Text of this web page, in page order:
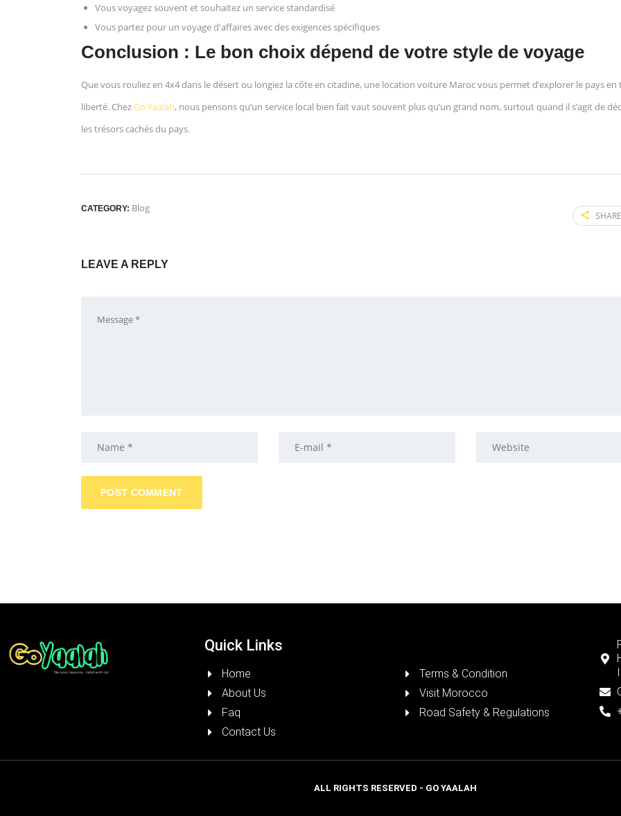
Vous voyagez souvent et souhaitez un service standardisé
Vous partez pour un voyage d'affaires avec des exigences spécifiques
Conclusion : Le bon choix dépend de votre style de voyage
Que vous rouliez en 4x4 dans le désert ou longiez la côte en citadine, une location voiture Maroc vous permet d’explorer le pays
liberté. ChezGo Yaalah, nous pensons qu’un service local bien fait vaut souvent plus qu’un grand nom, surtout quand il s’agit de
les trésors cachés du pays.
CATEGORY: Blog
LEAVE A REPLY
Quick Links
Home
About Us
Faq
Contact Us
Terms & Condition
Visit Morocco
Road Safety & Regulations
ALL RIGHTS RESERVED - GO YAALAH